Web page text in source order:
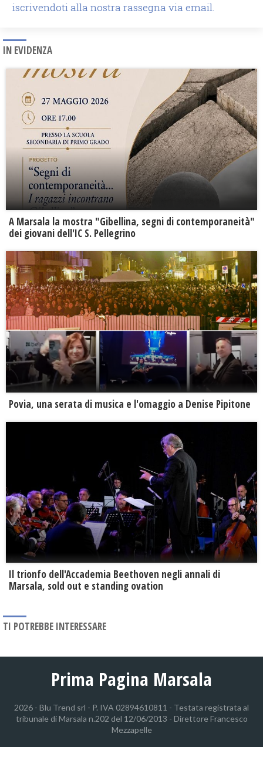
iscrivendoti alla nostra rassegna via email.
IN EVIDENZA
A Marsala la mostra "Gibellina, segni di contemporaneità"
dei giovani dell'IC S. Pellegrino
Povia, una serata di musica e l'omaggio a Denise Pipitone
Il trionfo dell'Accademia Beethoven negli annali di
Marsala, sold out e standing ovation
TI POTREBBE INTERESSARE
Prima Pagina Marsala
2026 - Blu Trend srl - P. IVA 02894610811 - Testata registrata al
tribunale di Marsala n.202 del 12/06/2013 - Direttore Francesco
Mezzapelle